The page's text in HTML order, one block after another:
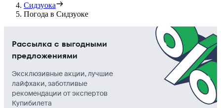
Сидзуока
Погода в Сидзуоке
Рассылка с выгодными
предложениями
Эксклюзивные акции, лучшие
лайфхаки, заботливые
рекомендации от экспертов
Купибилета